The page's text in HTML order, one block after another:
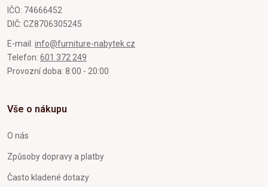
IČO: 74666452
DIČ: CZ8706305245
E-mail: info@furniture-nabytek.cz
Telefon: 601 372 249
Provozní doba: 8:00 - 20:00
Vše o nákupu
O nás
Způsoby dopravy a platby
Často kladené dotazy